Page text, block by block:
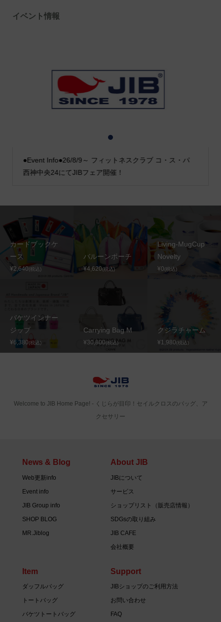
イベント情報
●Event Info●26/8/9～ フィットネスクラブ コ・ス・パ
西神中央24にてJIBフェア開催！
2
カードブックケ
ース
¥2,640(税込)
バルーンポーチ
¥4,620(税込)
Living-MugCup
Novelty
¥0(税込)
バケツインナー
ジップ
¥6,380(税込)
Carrying Bag M
¥30,800(税込)
クジラチャーム
¥1,980(税込)
Welcome to JIB Home Page! ‐ くじらが目印！セイルクロスのバッグ、ア
クセサリー
News & Blog
Web更新info
Event info
JIB Group info
SHOP BLOG
MR.Jiblog
About JIB
JIBについて
サービス
ショップリスト（販売店情報）
SDGsの取り組み
JIB CAFE
会社概要
Item
ダッフルバッグ
トートバッグ
バケツトートバッグ
Support
JIBショップのご利用方法
お問い合わせ
FAQ